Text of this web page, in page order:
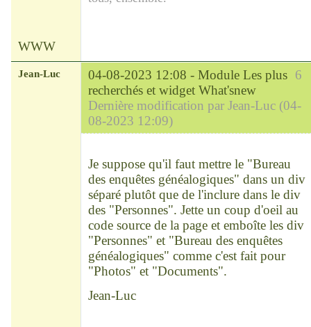
WWW
6
Jean-Luc 04-08-2023 12:08 - Module Les plus
recherchés et widget What'snew
Dernière modification par Jean-Luc (04-
08-2023 12:09)
Je suppose qu'il faut mettre le "Bureau
des enquêtes généalogiques" dans un div
séparé plutôt que de l'inclure dans le div
des "Personnes". Jette un coup d'oeil au
code source de la page et emboîte les div
"Personnes" et "Bureau des enquêtes
généalogiques" comme c'est fait pour
"Photos" et "Documents".
Jean-Luc